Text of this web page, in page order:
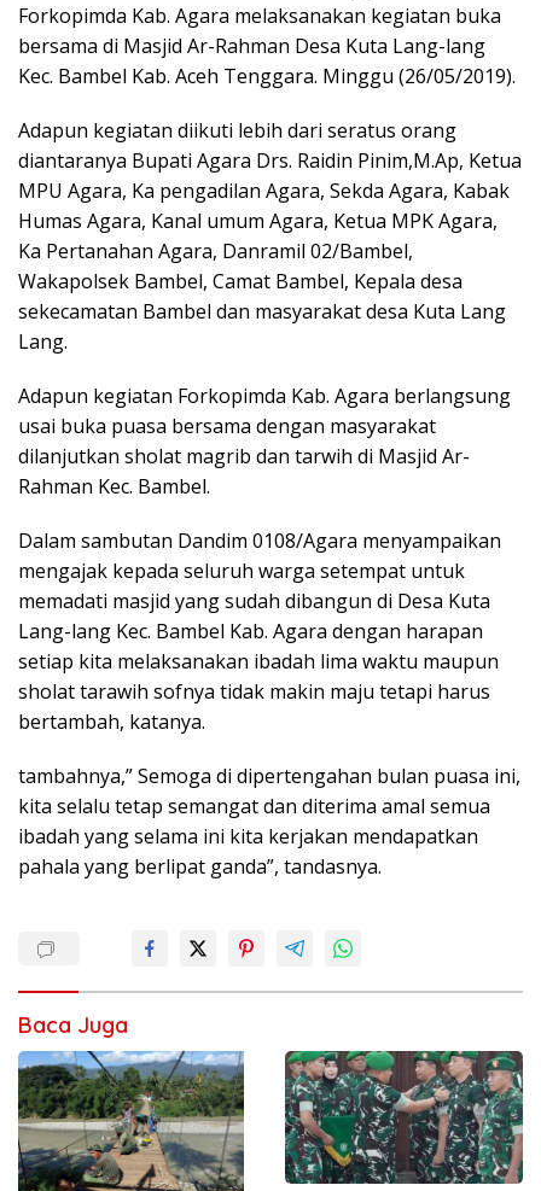
Forkopimda Kab. Agara melaksanakan kegiatan buka
bersama di Masjid Ar-Rahman Desa Kuta Lang-lang
Kec. Bambel Kab. Aceh Tenggara. Minggu (26/05/2019).
Adapun kegiatan diikuti lebih dari seratus orang
diantaranya Bupati Agara Drs. Raidin Pinim,M.Ap, Ketua
MPU Agara, Ka pengadilan Agara, Sekda Agara, Kabak
Humas Agara, Kanal umum Agara, Ketua MPK Agara,
Ka Pertanahan Agara, Danramil 02/Bambel,
Wakapolsek Bambel, Camat Bambel, Kepala desa
sekecamatan Bambel dan masyarakat desa Kuta Lang
Lang.
Adapun kegiatan Forkopimda Kab. Agara berlangsung
usai buka puasa bersama dengan masyarakat
dilanjutkan sholat magrib dan tarwih di Masjid Ar-
Rahman Kec. Bambel.
Dalam sambutan Dandim 0108/Agara menyampaikan
mengajak kepada seluruh warga setempat untuk
memadati masjid yang sudah dibangun di Desa Kuta
Lang-lang Kec. Bambel Kab. Agara dengan harapan
setiap kita melaksanakan ibadah lima waktu maupun
sholat tarawih sofnya tidak makin maju tetapi harus
bertambah, katanya.
tambahnya,” Semoga di dipertengahan bulan puasa ini,
kita selalu tetap semangat dan diterima amal semua
ibadah yang selama ini kita kerjakan mendapatkan
pahala yang berlipat ganda”, tandasnya.
Baca Juga